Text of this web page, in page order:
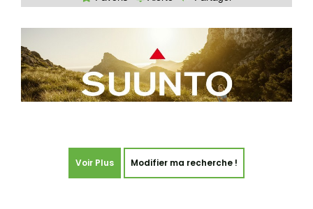
Voir Plus Modifier ma recherche !